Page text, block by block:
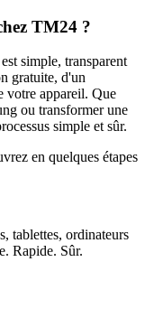
TM24 ?
simple, transparent
gratuite, d'un
votre appareil. Que
ou transformer une
simple et sûr.
en quelques étapes
tablettes, ordinateurs
Rapide. Sûr.